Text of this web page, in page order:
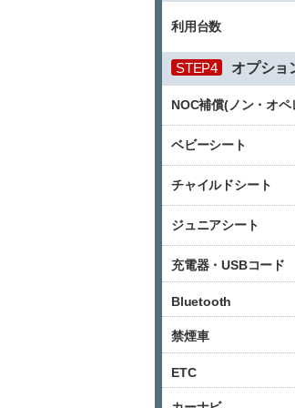
利用台数
STEP4 オプショ
NOC補償(ノン・オ
ベビーシート
チャイルドシート
ジュニアシート
充電器・USBコード
Bluetooth
禁煙車
ETC